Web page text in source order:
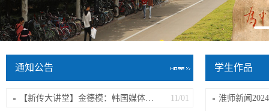
通知公告
11/01
【新传大讲堂】金德模：韩国媒体传播学...
学生作品
淮师新闻